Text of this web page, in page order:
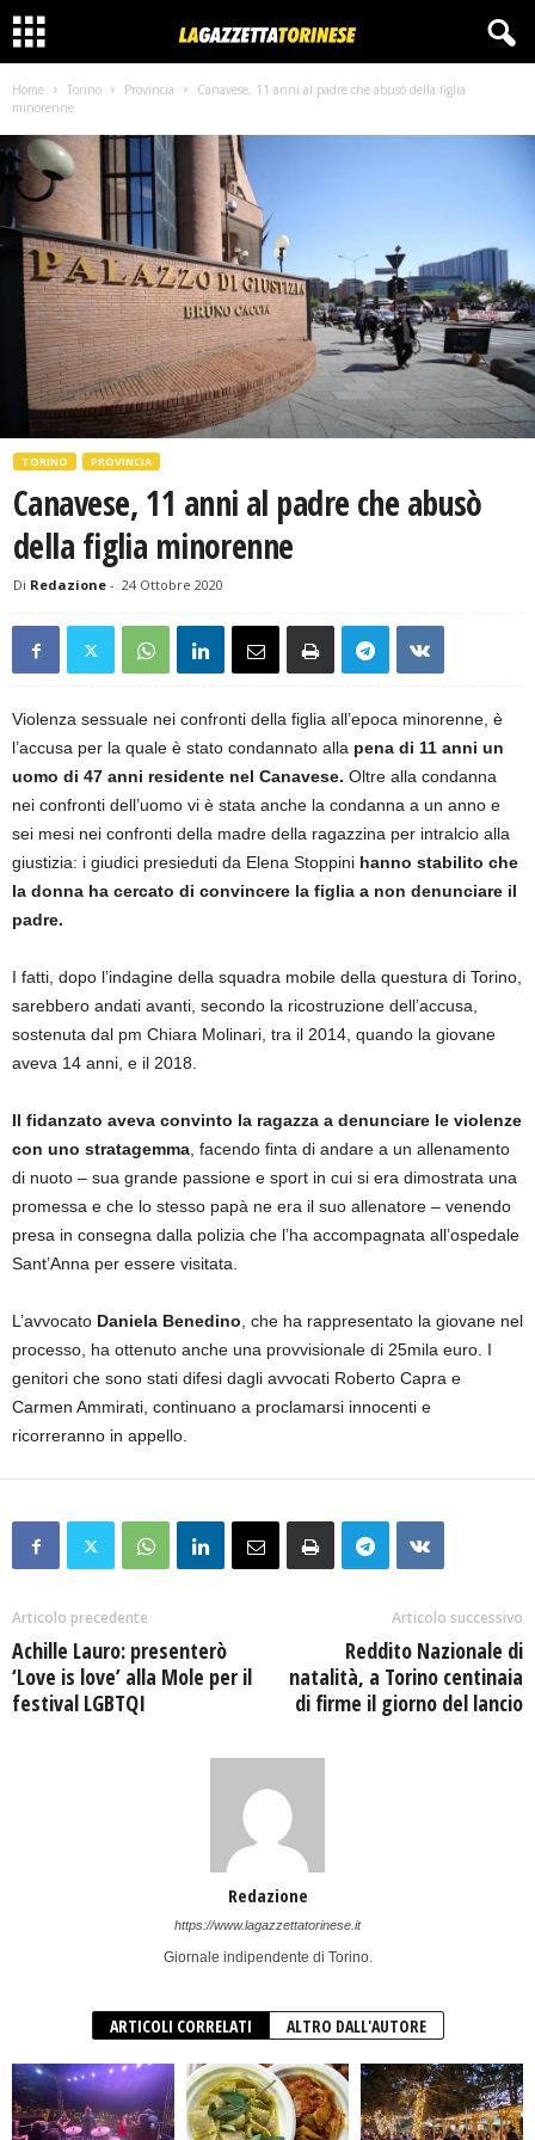
Home Torino Provincia
Canavese, 11 anni al padre che abusò della figlia
minorenne
TORINO PROVINCIA
Canavese, 11 anni al padre che abusò
della figlia minorenne
Di Redazione - 24 Ottobre 2020
Violenza sessuale nei confronti della figlia all’epoca minorenne, è
l’accusa per la quale è stato condannato alla pena di 11 anni un
uomo di 47 anni residente nel Canavese. Oltre alla condanna
nei confronti dell’uomo vi è stata anche la condanna a un anno e
sei mesi nei confronti della madre della ragazzina per intralcio alla
giustizia: i giudici presieduti da Elena Stoppini hanno stabilito che
la donna ha cercato di convincere la figlia a non denunciare il
padre.
I fatti, dopo l’indagine della squadra mobile della questura di Torino,
sarebbero andati avanti, secondo la ricostruzione dell’accusa,
sostenuta dal pm Chiara Molinari, tra il 2014, quando la giovane
aveva 14 anni, e il 2018.
Il fidanzato aveva convinto la ragazza a denunciare le violenze
con uno stratagemma, facendo finta di andare a un allenamento
di nuoto – sua grande passione e sport in cui si era dimostrata una
promessa e che lo stesso papà ne era il suo allenatore – venendo
presa in consegna dalla polizia che l’ha accompagnata all’ospedale
Sant’Anna per essere visitata.
L’avvocato Daniela Benedino, che ha rappresentato la giovane nel
processo, ha ottenuto anche una provvisionale di 25mila euro. I
genitori che sono stati difesi dagli avvocati Roberto Capra e
Carmen Ammirati, continuano a proclamarsi innocenti e
ricorreranno in appello.
Articolo precedente
Achille Lauro: presenterò
‘Love is love’ alla Mole per il
festival LGBTQI
Articolo successivo
Reddito Nazionale di
natalità, a Torino centinaia
di firme il giorno del lancio
Redazione
https://www.lagazzettatorinese.it
Giornale indipendente di Torino.
ARTICOLI CORRELATI ALTRO DALL'AUTORE